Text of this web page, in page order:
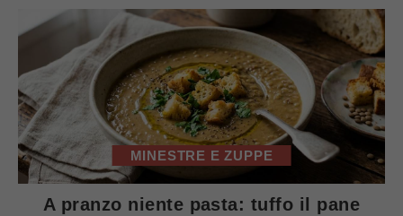
MINESTRE E ZUPPE
A pranzo niente pasta: tuffo il pane